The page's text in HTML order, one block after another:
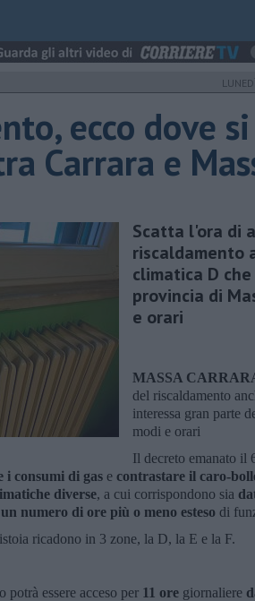
ecco dove
Carrara e
​Scatta l'ora di
riscaldamento
climatica D
provincia di
e orari
MASSA
del riscaldamento
interessa gran parte
modi e orari
Il decreto emanato il
i consumi di gas e contrastare il caro-
diverse, a cui corrispondono sia
un numero di ore più o meno esteso di
ricadono in 3 zone, la D, la E e la F.
potrà essere acceso per 11 ore giornaliere